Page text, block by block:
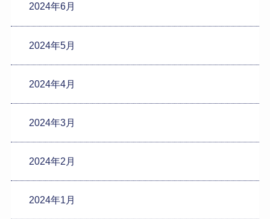
2024年6月
2024年5月
2024年4月
2024年3月
2024年2月
2024年1月